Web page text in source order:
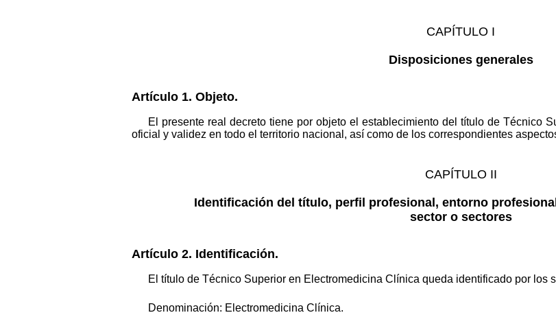
CAPÍTULO I
Disposiciones generales
Artículo 1. Objeto.
El presente real decreto tiene por objeto el establecimiento del título de Técnico
oficial y validez en todo el territorio nacional, así como de los correspondientes
CAPÍTULO II
Identificación del título, perfil profesional, entorno
sector o sectores
Artículo 2. Identificación.
El título de Técnico Superior en Electromedicina Clínica queda identificado por los
Denominación: Electromedicina Clínica.